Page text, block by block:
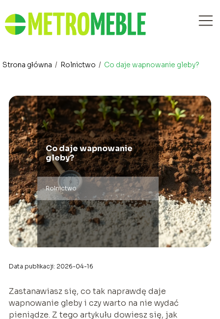
Strona główna / Rolnictwo / Co daje wapnowanie gleby?
Co daje wapnowanie
gleby?
Rolnictwo
Data publikacji: 2026-04-16
Zastanawiasz się, co tak naprawdę daje
wapnowanie gleby i czy warto na nie wydać
pieniądze. Z tego artykułu dowiesz się, jak